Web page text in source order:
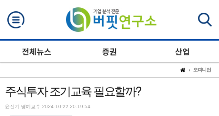
전체뉴스 증권 산업
오피니언
주식투자 조기교육 필요할까?
윤진기 명예교수 2024-10-22 20:19:54
검색